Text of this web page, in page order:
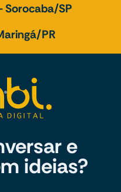
Sorocaba/SP
PR
e
ideias?